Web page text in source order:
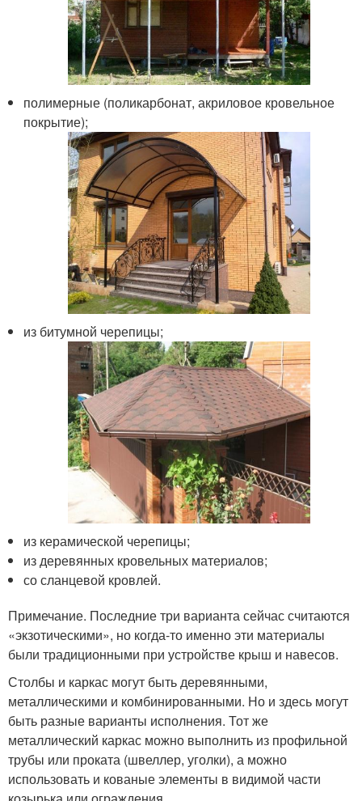
полимерные (поликарбонат, акриловое кровельное
покрытие);
из битумной черепицы;
из керамической черепицы;
из деревянных кровельных материалов;
со сланцевой кровлей.
Примечание. Последние три варианта сейчас считаются
«экзотическими», но когда-то именно эти материалы
были традиционными при устройстве крыш и навесов.
Столбы и каркас могут быть деревянными,
металлическими и комбинированными. Но и здесь могут
быть разные варианты исполнения. Тот же
металлический каркас можно выполнить из профильной
трубы или проката (швеллер, уголки), а можно
использовать и кованые элементы в видимой части